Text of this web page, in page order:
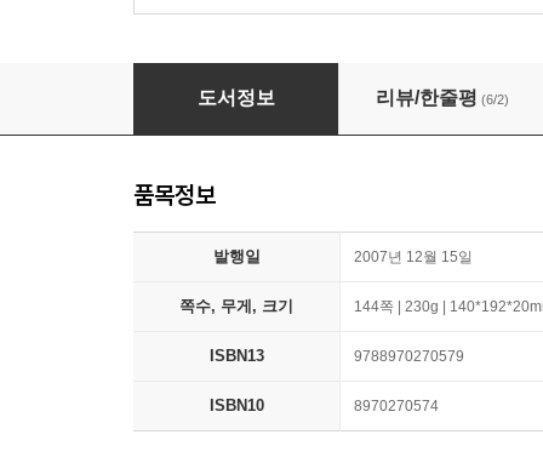
교사 십계명
도서정보 리뷰/한줄평 (6/2)
품목정보
발행일 2007년 12월 15일
쪽수, 무게, 크기 144쪽 | 230g |
ISBN13 9788970270579
ISBN10 8970270574